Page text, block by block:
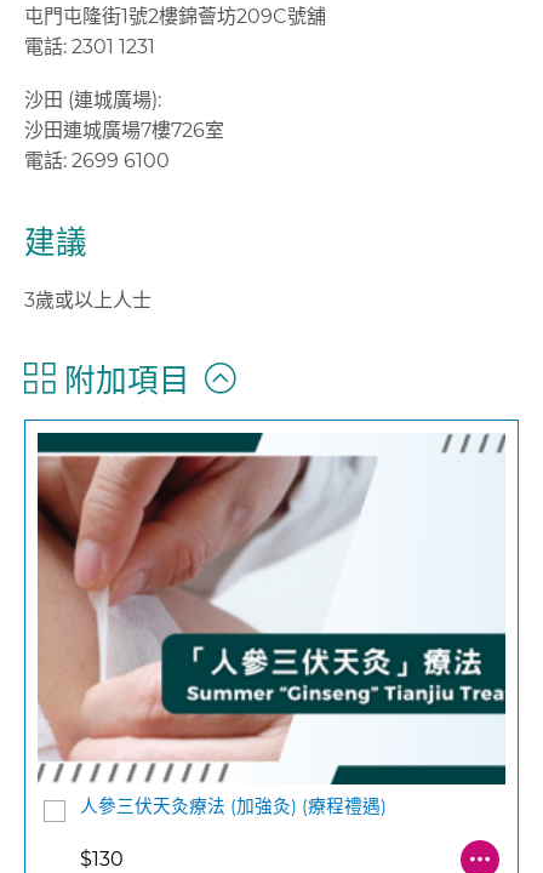
屯門屯隆街1號2樓錦薈坊209C號舖
電話: 2301 1231
沙田 (連城廣場):
沙田連城廣場7樓726室
電話: 2699 6100
建議
3歲或以上人士
附加項目
人參三伏天灸療法 (加強灸) (療程禮遇)
$130